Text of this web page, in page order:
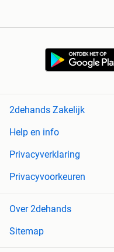
2dehands Zakelijk
Help en info
Privacyverklaring
Privacyvoorkeuren
Over 2dehands
Sitemap